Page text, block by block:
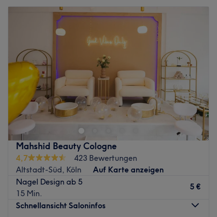
Nageldesigns.
Extras: Zentrale Lage, gut angebunden.
Zurück zur Salonansicht
Dienstag
11:00
Geschlossen
Donnerstag
13:00
Samstag
11:00–15:00
Sonntag
Geschlossen
Kölnerinnen und Kölner auf der Suche nach dem
verdienten Frische-Kick für zarte Haut und ein
umwerfendes Körpergefühl? Kein Problem! Am
Kümpchenshof 17 kommen gesunde Pflege und zarte
Schönheit auf einen Nenner. So ist Somayh Kosmetik das
Zauberwort für deine Prime-time. Den passenden
Wunschtermin bequem online über Treatwell gebucht
kannst du dich entspannt zurücklehnen und die Stunden
zählen. Zudem liegt der Salon ganz in der Nähe einer
Tiefgarage mit zahlreichen Parkmöglichkeiten.
Mahshid Beauty Cologne
4,7
423 Bewertungen
Altstadt-Süd, Köln
Auf Karte anzeigen
Nagel Design ab 5
15 Min.
5 €
Schnellansicht Saloninfos